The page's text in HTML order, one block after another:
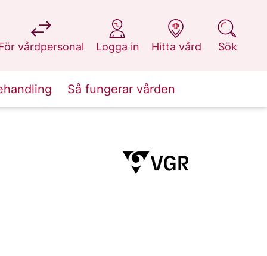
vårdpersonal
på 1177.se
Logga in
på 1177.se
Hitta vård
på 1177.se
Sök
på 1177.se
Så fungerar vården